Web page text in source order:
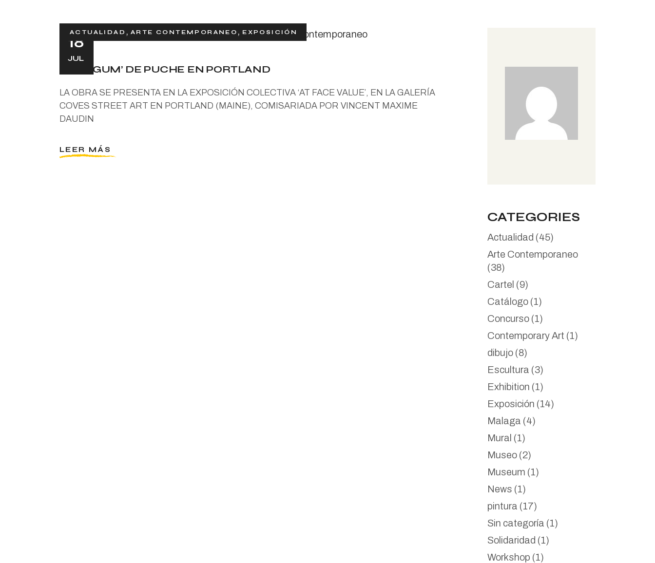
18
JUL
ACTUALIDAD ARTE CONTEMPORANEO EXPOSICIÓN
‘LIME GUM’ DE PUCHE EN PORTLAND
LA OBRA SE PRESENTA EN LA EXPOSICIÓN COLECTIVA ‘AT FACE VALUE’, EN LA GALERÍA
COVES STREET ART EN PORTLAND (MAINE), COMISARIADA POR VINCENT MAXIME
DAUDIN
LEER MÁS
CATEGORIES
Actualidad (45)
Arte Contemporaneo
(38)
Cartel (9)
Catálogo(1)
Concurso(1)
Contemporary Art (1)
dibujo(8)
Escultura (3)
Exhibition (1)
Exposición (14)
Malaga (4)
Mural (1)
Museo(2)
Museum (1)
News (1)
pintura (17)
Sin categoría (1)
Solidaridad (1)
Workshop (1)